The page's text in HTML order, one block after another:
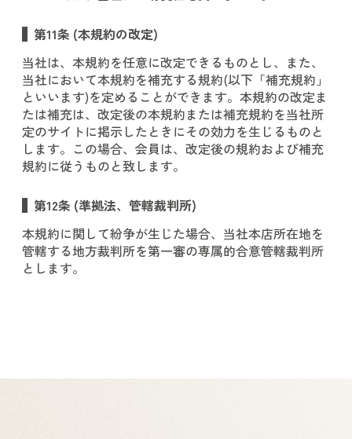
第11条 (本規約の改定)
当社は、本規約を任意に改定できるものとし、また、
当社において本規約を補充する規約(以下「補充規約」
といいます)を定めることができます。本規約の改定ま
たは補充は、改定後の本規約または補充規約を当社所
定のサイトに掲示したときにその効力を生じるものと
します。この場合、会員は、改定後の規約および補充
規約に従うものと致します。
第12条 (準拠法、管轄裁判所)
本規約に関して紛争が生じた場合、当社本店所在地を
管轄する地方裁判所を第一審の専属的合意管轄裁判所
とします。